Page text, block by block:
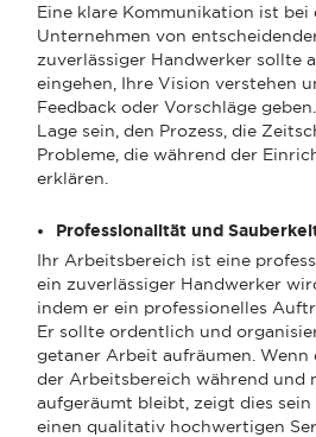
Eine klare Kommunikation ist
Unternehmen von
zuverlässiger Handwerker sollte
eingehen, Ihre Vision verstehen
Feedback oder Vorschläge
Lage sein, den Prozess, die
Probleme, die während der
erklären.
Professionalität und
Ihr Arbeitsbereich ist eine
ein zuverlässiger Handwerker
indem er ein professionelles
Er sollte ordentlich und
getaner Arbeit aufräumen. Wenn
der Arbeitsbereich während und
aufgeräumt bleibt, zeigt dies
einen qualitativ hochwertigen